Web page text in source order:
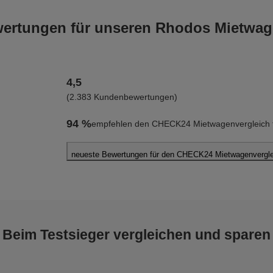
für unseren Rhodos
4,5
(2.383 Kundenbewertungen)
94 %empfehlen den CHECK24
neueste Bewertungen für den CHECK24
Stefan H.
Beim Testsieger vergleichen und sparen